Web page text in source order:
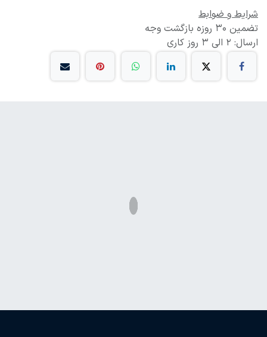
شرایط و ضوابط
تضمین 30 روزه بازگشت وجه
ارسال: 2 الی 3 روز کاری